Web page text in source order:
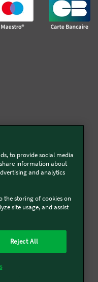
d'achat.
to provide social media
information about
and analytics
the storing of cookies on
site usage, and assist
Reject All